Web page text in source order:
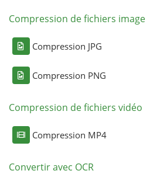
Compression de fichiers image
Compression JPG
Compression PNG
Compression de fichiers vidéo
Compression MP4
Convertir avec OCR